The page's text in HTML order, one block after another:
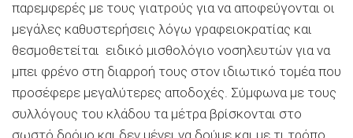
παρεμφερές με τους γιατρούς για να αποφεύγονται οι
μεγάλες καθυστερήσεις λόγω γραφειοκρατίας και
θεσμοθετείται ειδικό μισθολόγιο νοσηλευτών για να
μπει φρένο στη διαρροή τους στον ιδιωτικό τομέα που
προσέφερε μεγαλύτερες αποδοχές. Σύμφωνα με τους
συλλόγους του κλάδου τα μέτρα βρίσκονται στο
σωστό δρόμο και δεν μένει να δούμε και με τι τρόπο